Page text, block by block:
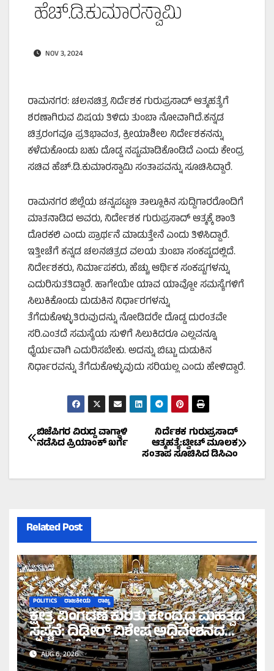
ಹೆಚ್.ಡಿ.ಕುಮಾರಸ್ವಾಮಿ
NOV 3, 2024
ರಾಮನಗರ: ಚಲನಚಿತ್ರ ನಿರ್ದೆಶಕ ಗುರುಪ್ರಸಾದ್‌ ಆತ್ಮಹತ್ಯೆಗೆ
ಶರಣಾಗಿರುವ ವಿಷಯ ತಿಳಿದು ತುಂಬಾ ನೋವಾಗಿದೆ.ಕನ್ನಡ
ಚಿತ್ರರಂಗವೂ ಪ್ರತಿಭಾವಂತ, ಕ್ರೀಯಾಶೀಲ ನಿರ್ದೇಶಕನನ್ನು
ಕಳೆದುಕೊಂಡು ಬಹು ದೊಡ್ಡ ನಷ್ಟಮಾಡಿಕೊಂಡಿದೆ ಎಂದು ಕೇಂದ್ರ
ಸಚಿವ ಹೆಚ್.ಡಿ.ಕುಮಾರಸ್ವಾಮಿ ಸಂತಾಪವನ್ನು ಸೂಚಿಸಿದ್ದಾರೆ.
ರಾಮನಗರ ಜಿಲ್ಲೆಯ ಚನ್ನಪಟ್ಟಣ ತಾಲ್ಲೂಕಿನ ಸುದ್ದಿಗಾರರೊಂದಿಗೆ
ಮಾತನಾಡಿದ ಅವರು, ನಿರ್ದೇಶಕ ಗುರುಪ್ರಸಾದ್‌ ಆತ್ಮಕ್ಕೆ ಶಾಂತಿ
ದೊರಕಲಿ ಎಂದು ಪ್ರಾರ್ಥನೆ ಮಾಡುತ್ತೇನೆ ಎಂದು ತಿಳಿಸಿದ್ದಾರೆ.
ಇತ್ತೀಚೆಗೆ ಕನ್ನಡ ಚಲನಚಿತ್ರದ ವಲಯ ತುಂಬಾ ಸಂಕಷ್ಟದಲ್ಲಿದೆ.
ನಿರ್ದೇಶಕರು, ನಿರ್ಮಾಪಕರು, ಹೆಚ್ಚು ಆರ್ಥಿಕ ಸಂಕಷ್ಟಗಳನ್ನು
ಎದುರಿಸುತತಿದ್ದಾರೆ. ಹಾಗೇಯೇ ಯಾವ ಯಾವ್ದೋ ಸಮಸ್ಯೆಗಳಿಗೆ
ಸಿಲುಕಿಕೊಂಡು ದುಡುಕಿನ ನಿರ್ಧಾರಗಳನ್ನು
ತೆಗೆದುಕೊಳ್ಳುತಿರುವುದನ್ನು ನೋಡಿದರೇ ದೊಡ್ಡ ದುರಂತವೇ
ಸರಿ.ಎಂತದೆ ಸಮಸ್ಯೆಯ ಸುಳಿಗೆ ಸಿಲುಕಿದರೂ ಎಲ್ಲವನ್ನೂ
ಧೈರ್ಯವಾಗಿ ಎದುರಿಸಬೇಕು. ಅದನ್ನು ಬಿಟ್ಟು ದುಡುಕಿನ
ನಿರ್ಧಾರವನ್ನು ತೆಗೆದುಕೊಳ್ಳುವುದು ಸರಿಯಲ್ಲ ಎಂದು ಹೇಳಿದ್ದಾರೆ.
Post ನಿರ್ದೆಶಕ ಗುರುಪ್ರಸಾದ್‌
ಆತ್ಮಹತ್ಯೆ:ಟ್ವೀಟ್‌ ಮೂಲಕ
ಸಂತಾಪ ಸೂಚಿಸಿದ ಡಿಸಿಎಂ
ಬಿಜೆಪಿಗರ ವಿರುದ್ದ ವಾಗ್ದಾಳಿ
ನಡೆಸಿದ ಪ್ರಿಯಾಂಕ್‌ ಖರ್ಗೆ
Related Post
POLITICS ರಾಜಕೀಯ ರಾಜ್ಯ
ಕ್ಷೇತ್ರ ವಿಂಗಡಣೆ ಕುರಿತು ಕೇಂದ್ರದ ಮಹತ್ವದ
ಸ್ಪಷ್ಟನೆ: ದಿಢೀರ್ ವಿಶೇಷ ಅಧಿವೇಶನದ
ಪ್ರಸ್ತಾವನೆ ಇಲ್ಲ ಎಂದ ಸರ್ಕಾರ!
AUG 6, 2026